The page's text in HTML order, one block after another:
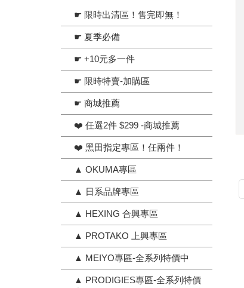
☛ 限時出清區！售完即無！
☛ 夏季必備
☛ +10元多一件
☛ 限時特賣-加購區
☛ 商城推薦
❤️ 任選2件 $299 -商城推薦
❤️ 黑田指定專區！任兩件！
▲ OKUMA專區
▲ 日系品牌專區
▲ HEXING 合興專區
▲ PROTAKO 上興專區
▲ MEIYO專區-全系列特價中
▲ PRODIGIES專區-全系列特價